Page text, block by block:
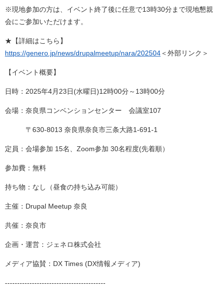
※現地参加の方は、イベント終了後に任意で13時30分まで現地懇親
会にご参加いただけます。
★【詳細はこちら】
https://genero.jp/news/drupalmeetup/nara/202504＜外部リンク＞
【イベント概要】
日時：2025年4月23日(水曜日)12時00分～13時00分
会場：奈良県コンベンションセンター 会議室107
〒630-8013 奈良県奈良市三条大路1-691-1
定員：会場参加 15名、Zoom参加 30名程度(先着順）
参加費：無料
持ち物：なし（昼食の持ち込み可能）
主催：Drupal Meetup 奈良
共催：奈良市
企画・運営：ジェネロ株式会社
メディア協賛：DX Times (DX情報メディア)
-----------------------------------------